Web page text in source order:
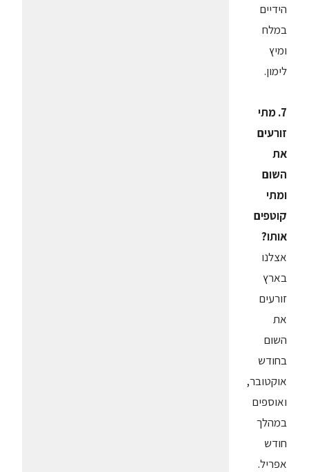
הידיים
במלח
ומיץ
לימון.
7. מתי
זורעים
את
השום
ומתי
קוטפים
אותו?
אצלנו
בארץ
זורעים
את
השום
בחודש
אוקטובר,
ואוספים
במהלך
חודש
אפריל.